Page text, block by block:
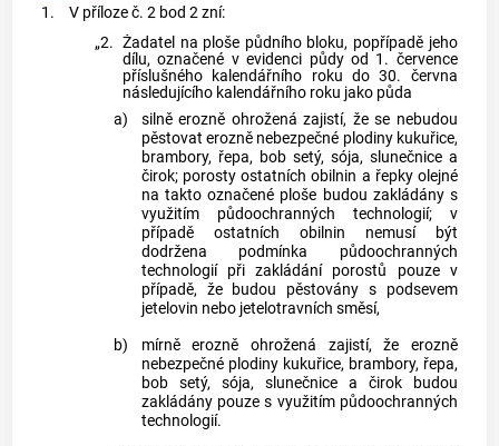
1.
V příloze č. 2 bod 2 zní:
„2. Žadatel na ploše půdního bloku, popřípadě jeho
dílu, označené v evidenci půdy od 1. července
příslušného kalendářního roku do 30. června
následujícího kalendářního roku jako půda
a)
silně erozně ohrožená zajistí, že se nebudou
pěstovat erozně nebezpečné plodiny kukuřice,
brambory, řepa, bob setý, sója, slunečnice a
čirok; porosty ostatních obilnin a řepky olejné
na takto označené ploše budou zakládány s
využitím půdoochranných technologií; v
případě ostatních obilnin nemusí být
dodržena podmínka půdoochranných
technologií při zakládání porostů pouze v
případě, že budou pěstovány s podsevem
jetelovin nebo jetelotravních směsí,
b)
mírně erozně ohrožená zajistí, že erozně
nebezpečné plodiny kukuřice, brambory, řepa,
bob setý, sója, slunečnice a čirok budou
zakládány pouze s využitím půdoochranných
technologií.